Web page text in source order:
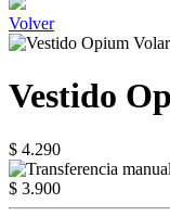
Volver
Vestido
$ 4.290
$ 3.900